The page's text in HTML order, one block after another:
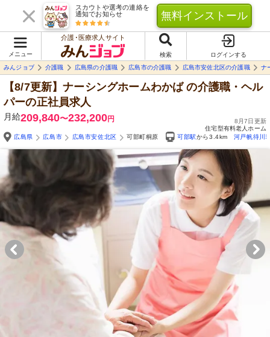
スカウトや選考の連絡を
通知でお知らせ
無料インストール
メニュー
介護･医療求人サイト
検索
ログインする
みんジョブ
介護職 広島県の介護職 広島市の介護職 広島市安佐北区の介護職 ナ
【8/7更新】ナーシングホームわかばの介護職・ヘル
パーの正社員求人
月給209,840〜232,200円
8月7日更新
住宅型有料老人ホーム
広島県
広島市 広島市安佐北区 可部町桐原 可部駅から3.4km 河戸帆待川